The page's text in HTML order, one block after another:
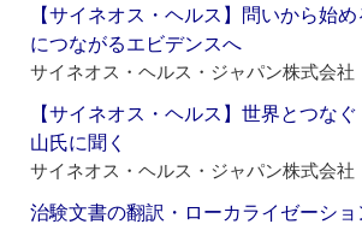
【サイネオス・ヘルス】問いから始
につながるエビデンスへ
サイネオス・ヘルス・ジャパン株式会社
【サイネオス・ヘルス】世界とつな
山氏に聞く
サイネオス・ヘルス・ジャパン株式会社
治験文書の翻訳・ローカライゼーシ